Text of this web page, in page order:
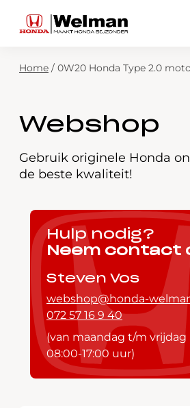
Modellen
Over ons
Webshop
Contact
Zoekfunctie
Plan
Mijn Honda
Home / 0W20 Honda Type 2.0
Webshop
Gebruik originele Honda
de beste kwaliteit!
Hulp nodig?
Neem contact
Steven Vos
webshop@honda-
072 57 16 9 40
(van maandag t/m vrijdag
08:00-17:00 uur)